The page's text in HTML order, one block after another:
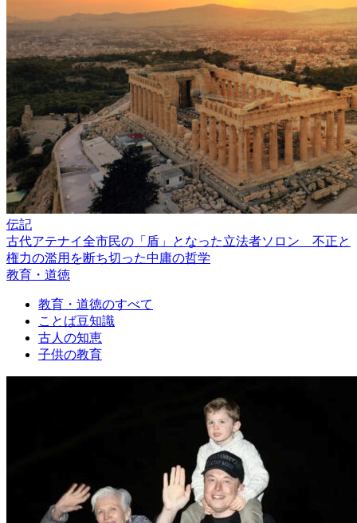
伝記
古代アテナイ全市民の「盾」となった立法者ソロン 不正と
権力の濫用を断ち切った中庸の哲学
教育・道徳
教育・道徳のすべて
ことば豆知識
古人の知恵
子供の教育